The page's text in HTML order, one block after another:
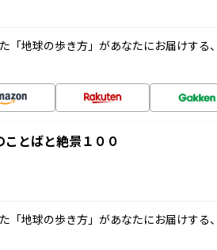
「地球の歩き方」があなたにお届けする
とばと絶景１００
「地球の歩き方」があなたにお届けする